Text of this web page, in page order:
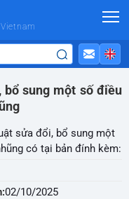
bổ sung một số điều
sửa đổi, bổ sung một
có tại bản đính kèm:
02/10/2025